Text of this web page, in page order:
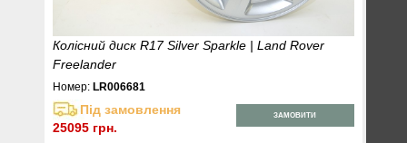
Колісний диск R17 Silver Sparkle | Land Rover
Freelander
Номер:LR006681
Під замовлення
25095 грн.
ЗАМОВИТИ